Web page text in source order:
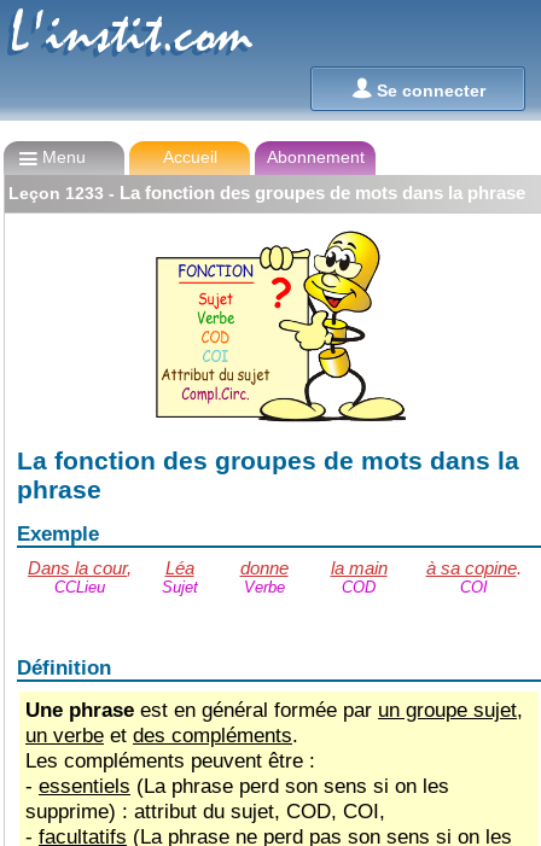
Se connecter
L'instit.com
L'instit.com
Menu Accueil
Abonnement
Leçon 1233 - La fonction des groupes de mots dans la phrase
La fonction des groupes de mots dans la
phrase
Exemple
Dans la cour, Léa donne la main à sa copine.
CCLieu Sujet Verbe COD COI
Définition
Une phrase est en général formée par un groupe sujet,
un verbe et des compléments.
Les compléments peuvent être :
- essentiels (La phrase perd son sens si on les
supprime) : attribut du sujet, COD, COI,
- facultatifs (La phrase ne perd pas son sens si on les